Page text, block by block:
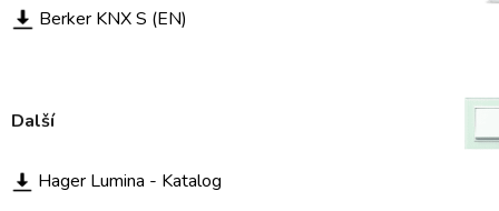
Berker KNX S (EN)
Další
Hager Lumina - Katalog